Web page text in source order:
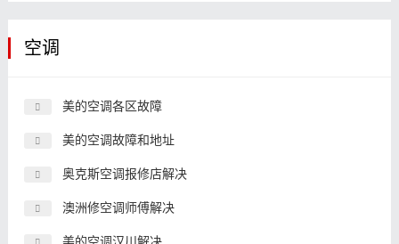
空调
美的空调各区故障
美的空调故障和地址
奥克斯空调报修店解决
澳洲修空调师傅解决